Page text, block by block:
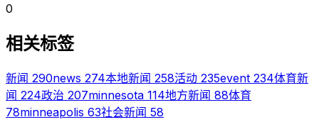
0
相关标签
新闻 290news 274本地新闻 258活动 235event 234体育新
闻 224政治 207minnesota 114地方新闻 88体育
78minneapolis 63社会新闻 58